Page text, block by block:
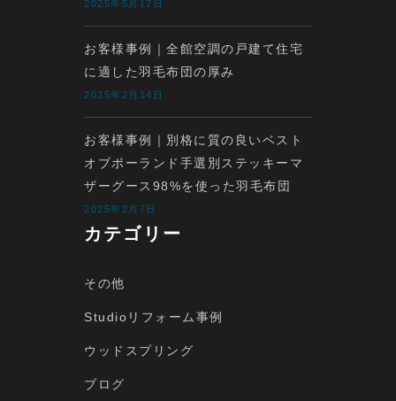
2025年5月17日
お客様事例｜全館空調の戸建て住宅
に適した羽毛布団の厚み
2025年2月14日
お客様事例｜別格に質の良いベスト
オブポーランド手選別ステッキーマ
ザーグース98%を使った羽毛布団
2025年2月7日
カテゴリー
その他
Studioリフォーム事例
ウッドスプリング
ブログ